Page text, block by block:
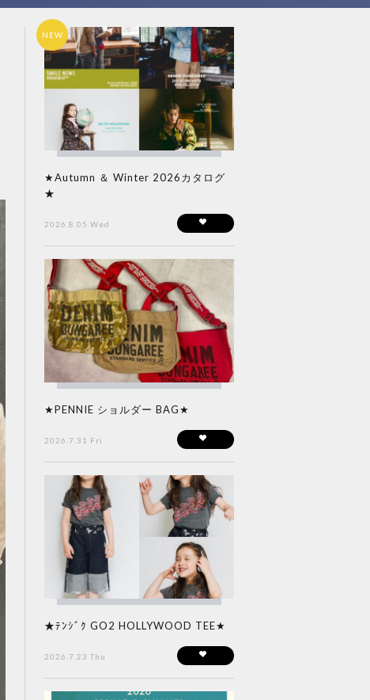
NEW
★Autumn ＆ Winter 2026カタログ
★
2026.8.05 Wed
★PENNIE ショルダー BAG★
2026.7.31 Fri
★ﾃﾝｼﾞｸ GO2 HOLLYWOOD TEE★
2026.7.23 Thu